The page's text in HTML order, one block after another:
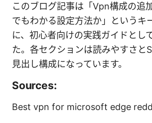
このブログ記事は「Vpn構成の追
でもわかる設定方法か」というキ
に、初心者向けの実践ガイドとし
た。各セクションは読みやすさと
見出し構成になっています。
Sources:
Best vpn for microsoft edge